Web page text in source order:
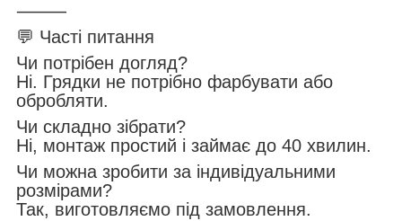
⸻
💬 Часті питання
Чи потрібен догляд?
Ні. Грядки не потрібно фарбувати або
обробляти.
Чи складно зібрати?
Ні, монтаж простий і займає до 40 хвилин.
Чи можна зробити за індивідуальними
розмірами?
Так, виготовляємо під замовлення.